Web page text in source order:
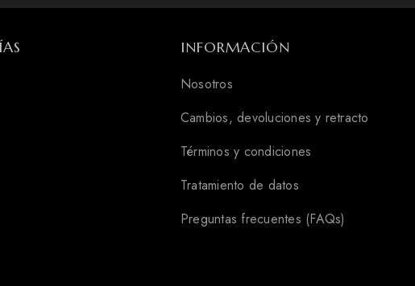
INFORMACIÓN
Nosotros
Cambios, devoluciones y retracto
Términos y condiciones
Tratamiento de datos
Preguntas frecuentes (FAQs)